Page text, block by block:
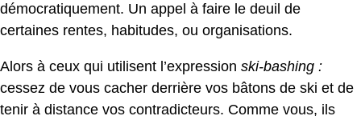
démocratiquement. Un appel à faire le deuil de
certaines rentes, habitudes, ou organisations.
Alors à ceux qui utilisent l’expression ski-bashing :
cessez de vous cacher derrière vos bâtons de ski et de
tenir à distance vos contradicteurs. Comme vous, ils